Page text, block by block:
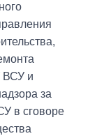
ВСУ и
за
в сговоре